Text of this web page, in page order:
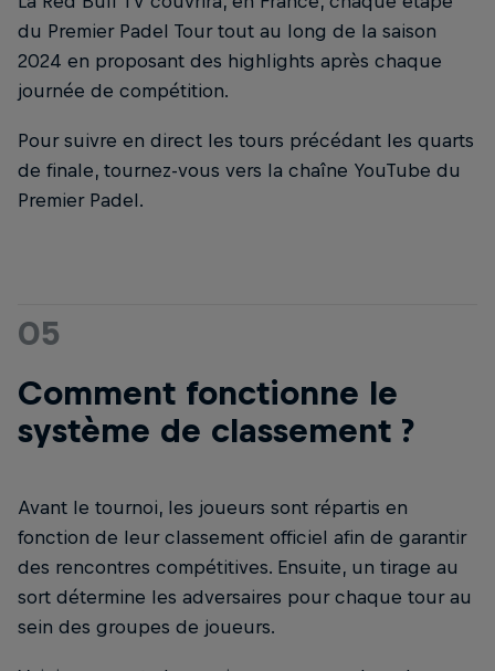
du Premier Padel Tour tout au long de la saison
2024 en proposant des highlights après chaque
journée de compétition.
Pour suivre en direct les tours précédant les quarts
de finale, tournez-vous vers la chaîne YouTube du
Premier Padel.
05
Comment fonctionne le
système de classement ?
Avant le tournoi, les joueurs sont répartis en
fonction de leur classement officiel afin de garantir
des rencontres compétitives. Ensuite, un tirage au
sort détermine les adversaires pour chaque tour au
sein des groupes de joueurs.